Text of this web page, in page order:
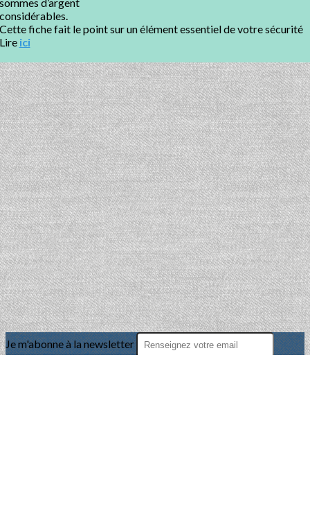
fiche fait le point sur un élément essentiel de votre sécurité
ici
Je m'abonne à la newsletter